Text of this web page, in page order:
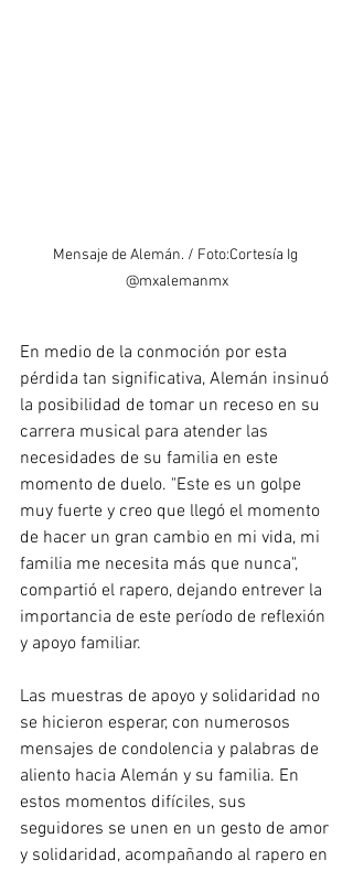
Mensaje de Alemán. / Foto:Cortesía Ig
@mxalemanmx
En medio de la conmoción por esta
pérdida tan significativa, Alemán insinuó
la posibilidad de tomar un receso en su
carrera musical para atender las
necesidades de su familia en este
momento de duelo. "Este es un golpe
muy fuerte y creo que llegó el momento
de hacer un gran cambio en mi vida, mi
familia me necesita más que nunca",
compartió el rapero, dejando entrever la
importancia de este período de reflexión
y apoyo familiar.
Las muestras de apoyo y solidaridad no
se hicieron esperar, con numerosos
mensajes de condolencia y palabras de
aliento hacia Alemán y su familia. En
estos momentos difíciles, sus
seguidores se unen en un gesto de amor
y solidaridad, acompañando al rapero en